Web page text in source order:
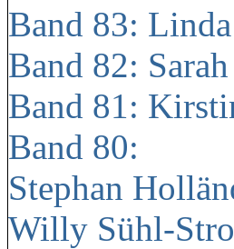
Band 83:
Band 82:
Band 81:
Band 80:
Stephan
Willy Sühl-